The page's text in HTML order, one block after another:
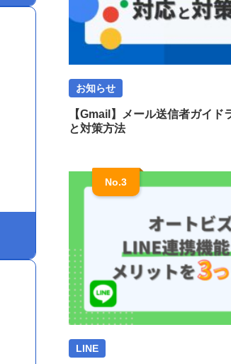
お知らせ
【Gmail】メール送信者ガイド
と対策方法
LINE